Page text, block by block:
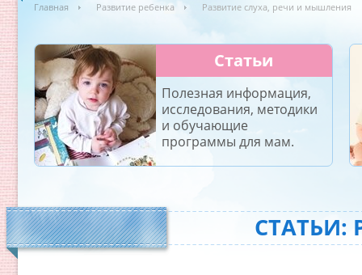
Главная Развитие ребенка Развитие слуха, речи и мышления
Статьи
Полезная информация,
исследования, методики
и обучающие
программы для мам.
СТАТЬИ: